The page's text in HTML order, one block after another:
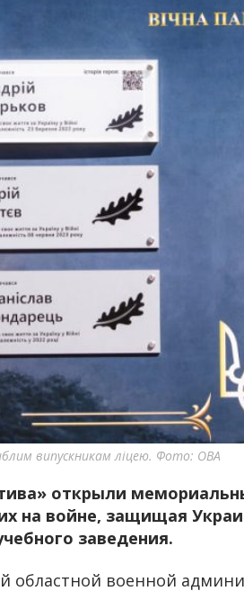
випускникам ліцею. Фото: ОВА
открыли
на войне, защищая
заведения.
областной военной